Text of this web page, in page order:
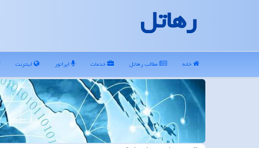
رهاتل
خانه مطالب رهاتل خدمات اپراتور اینترنت